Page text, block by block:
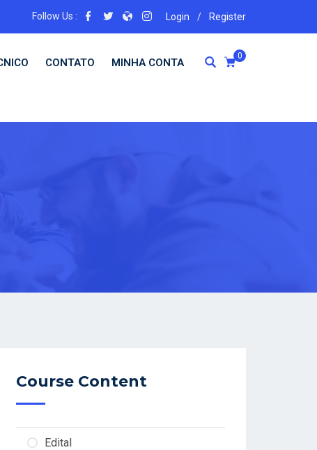
Follow Us : Login / Register
0
CONTATO MINHA CONTA
Course Content
Edital